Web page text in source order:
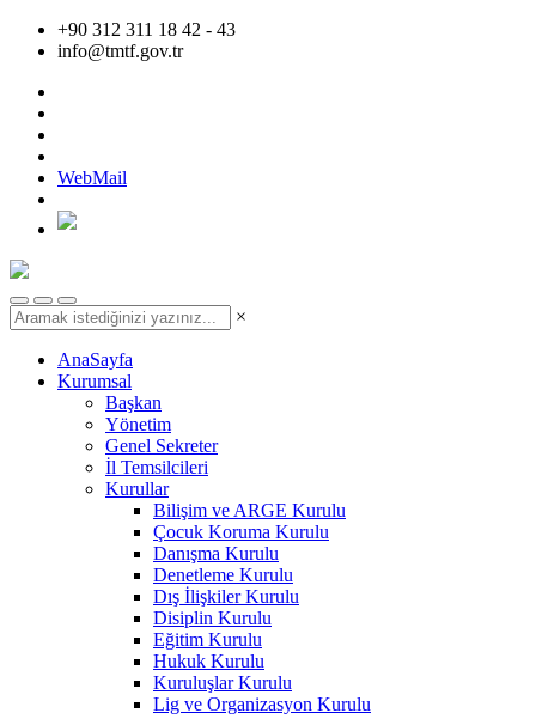
+90 312 311 18 42 - 43
info@tmtf.gov.tr
WebMail
×
AnaSayfa
Kurumsal
Başkan
Yönetim
Genel Sekreter
İl Temsilcileri
Kurullar
Bilişim ve ARGE Kurulu
Çocuk Koruma Kurulu
Danışma Kurulu
Denetleme Kurulu
Dış İlişkiler Kurulu
Disiplin Kurulu
Eğitim Kurulu
Hukuk Kurulu
Kuruluşlar Kurulu
Lig ve Organizasyon Kurulu